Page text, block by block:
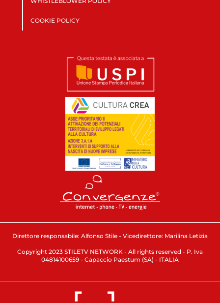
COOKIE POLICY
Direttore responsabile: Alfonso Stile - Vicedirettore: Marilina Letizia
Copyright 2023 STILETV NETWORK - All rights reserved - P. Iva
04814100659 - Capaccio Paestum (SA) - ITALIA